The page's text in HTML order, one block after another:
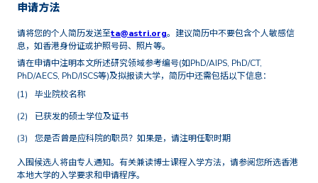
申请方法
请将您的个人简历发送至ta@astri.org。建议简历中不要包含个人敏感信
息，如香港身份证或护照号码、照片等。
请在申请中注明本文所述研究领域参考编号(如PhD/AIPS, PhD/CT,
PhD/AECS, PhD/ISCS等)及拟报读大学，简历中还需包括以下信息：
毕业院校名称
已获发的硕士学位及证书
您是否曾是应科院的职员？如果是，请注明任职时期
入围候选人将由专人通知。有关兼读博士课程入学方法，请参阅您所选香港
本地大学的入学要求和申请程序。